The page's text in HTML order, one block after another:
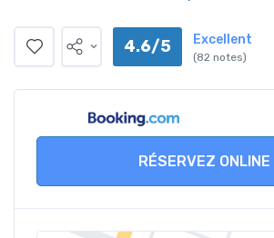
4.6/5 Excellent
(82 notes)
RÉSERVEZ ONLINE